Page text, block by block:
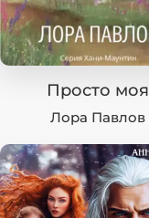
Просто моя
Лора Павлов